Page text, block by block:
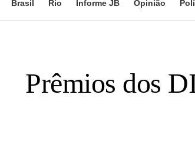
Brasil Rio Informe JB Opinião
Prêmios dos